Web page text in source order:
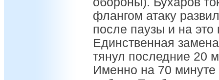
флангом атаку
после паузы и на это
Единственная
тянул последние 20
Именно на 70 минуте